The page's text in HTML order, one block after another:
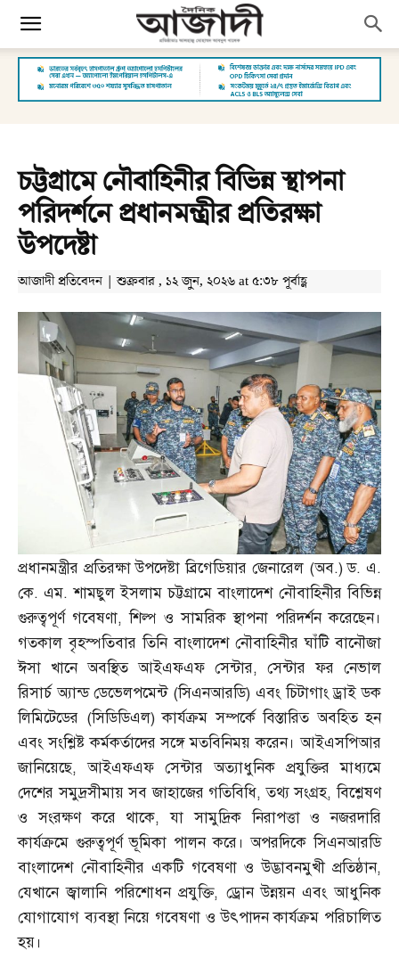
চট্টগ্রামে নৌবাহিনীর বিভিন্ন স্থাপনা
পরিদর্শনে প্রধানমন্ত্রীর প্রতিরক্ষা
উপদেষ্টা
আজাদী প্রতিবেদন | শুক্রবার , ১২ জুন, ২০২৬ at ৫:৩৮ পূর্বাহ্ণ
প্রধানমন্ত্রীর প্রতিরক্ষা উপদেষ্টা ব্রিগেডিয়ার জেনারেল (অব.)ড.এ.
কে.এম.শামছুল ইসলাম চট্টগ্রামে বাংলাদেশ নৌবাহিনীর বিভিন্ন
গুরুত্বপূর্ণ গবেষণা,শিল্প ও সামরিক স্থাপনা পরিদর্শন করেছেন।
গতকাল বৃহস্পতিবার তিনি বাংলাদেশ নৌবাহিনীর ঘাঁটি বানৌজা
ঈসা খানে অবস্থিত আইএফএফ সেন্টার, সেন্টার ফর নেভাল
রিসার্চ অ্যান্ড ডেভেলপমেন্ট (সিএনআরডি) এবং চিটাগাং ড্রাই ডক
লিমিটেডের (সিডিডিএল)কার্যক্রম সম্পর্কে বিস্তারিত অবহিত হন
এবং সংশ্লিষ্ট কর্মকর্তাদের সঙ্গে মতবিনিময় করেন। আইএসপিআর
জানিয়েছে,আইএফএফ সেন্টার অত্যাধুনিক প্রযুক্তির মাধ্যমে
দেশের সমুদ্রসীমায় সব জাহাজের গতিবিধি,তথ্য সংগ্রহ,বিশ্লেষণ
ও সংরক্ষণ করে থাকে,যা সামুদ্রিক নিরাপত্তা ও নজরদারি
কার্যক্রমে গুরুত্বপূর্ণ ভূমিকা পালন করে। অপরদিকে সিএনআরডি
বাংলাদেশ নৌবাহিনীর একটি গবেষণা ও উদ্ভাবনমুখী প্রতিষ্ঠান,
যেখানে জ্বালানি পরিশোধন প্রযুক্তি, ড্রোন উন্নয়ন এবং আধুনিক
যোগাযোগ ব্যবস্থা নিয়ে গবেষণা ও উৎপাদন কার্যক্রম পরিচালিত
হয়।